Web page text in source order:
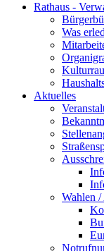
Rathaus -
Was
Aktuelles
Wahlen /